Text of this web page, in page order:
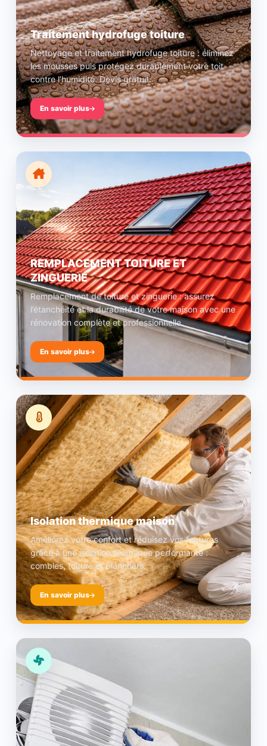
Traitement hydrofuge toiture
Nettoyage et traitement hydrofuge toiture : éliminez
les mousses puis protégez durablement votre toit
contre l’humidité. Devis gratuit.
En savoir plus
REMPLACEMENT TOITURE ET
ZINGUERIE
Remplacement de toiture et zinguerie : assurez
l’étanchéité et la durabilité de votre maison avec une
rénovation complète et professionnelle.
En savoir plus
Isolation thermique maison
Améliorez votre confort et réduisez vos factures
grâce à une isolation thermique performante :
combles, toiture et planchers.
En savoir plus